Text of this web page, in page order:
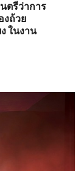
ตรีว่าการ
งถ้วย
ในงาน